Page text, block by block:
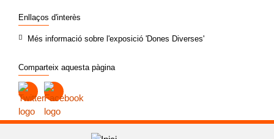
Enllaços d'interès
Més informació sobre l'exposició 'Dones Diverses'
Comparteix aquesta pàgina